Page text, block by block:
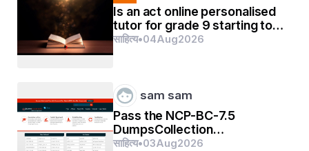
Is an act online personalised
tutor for grade 9 starting too
early?
साहित्य•04Aug2026
sam sam
Pass the NCP-BC-7.5
DumpsCollection
Certification Exams In First
साहित्य•03Aug2026